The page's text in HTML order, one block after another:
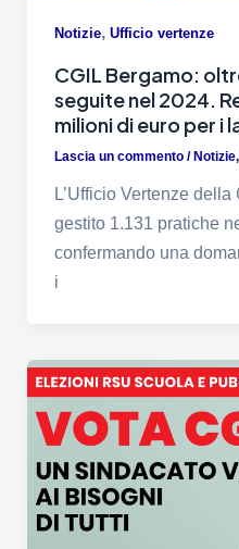
Notizie, Ufficio vertenze
CGIL Bergamo:
seguite nel 2024.
milioni di euro per i
Lascia un commento / Notizie,
L’Ufficio Vertenze
gestito 1.131 pratiche
confermando una
i